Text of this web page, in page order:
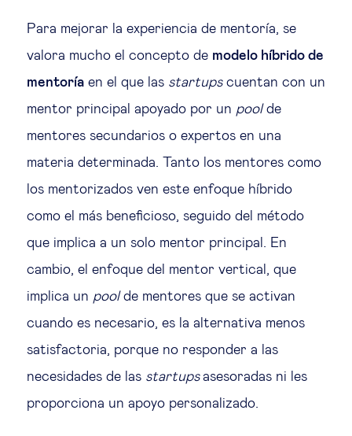
Para mejorar la experiencia de mentoría, se
valora mucho el concepto de modelo híbrido de
mentoría en el que las startupscuentan con un
mentor principal apoyado por un poolde
mentores secundarios o expertos en una
materia determinada. Tanto los mentores como
los mentorizados ven este enfoque híbrido
como el más beneficioso, seguido del método
que implica a un solo mentor principal. En
cambio, el enfoque del mentor vertical, que
implica un poolde mentores que se activan
cuando es necesario, es la alternativa menos
satisfactoria, porque no responder a las
necesidades de las startupsasesoradas ni les
proporciona un apoyo personalizado.